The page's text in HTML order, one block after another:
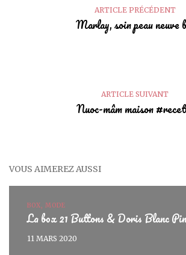
ARTICLE PRÉCÉDENT
Marlay, soin peau neuve
ARTICLE SUIVANT
Nuoc-mâm maison
VOUS AIMEREZ AUSSI
BOX, MODE
La box 21 Buttons & Doris Blanc Pin
11 MARS 2020